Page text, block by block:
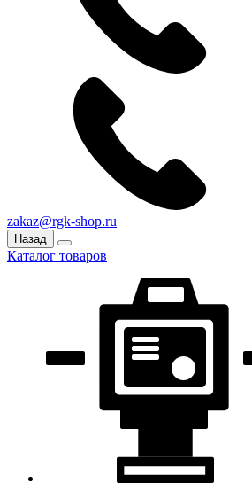
zakaz@rgk-shop.ru
Назад
Каталог товаров